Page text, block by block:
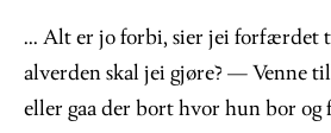
... Alt er jo forbi, sier jei forfærdet
alverden skal jei gjøre? — Venne
eller gaa der bort hvor hun bor og